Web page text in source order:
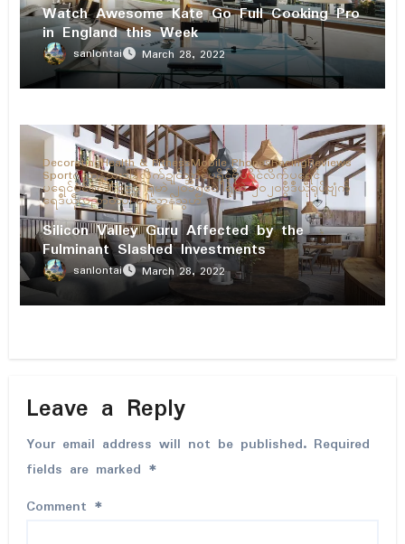
Watch Awesome Kate Go Full Cooking Pro
in England this Week
sanlontai March 28, 2022
DecoratingHealth & FitnessMobile PhonesRacingReviews
Sportဂလာန်ညးဒါန်လိက်ဍုၚ်သ္အာၚ်ပရိုၚ်ဗီုပရိုၚ်လိက်ပရေၚ်
ပရေၚ်မံၚ်စံၚ်ဘဝပေဲါရုဲမာဲ ၂၀၁၅ပေဲါရုဲမာဲ ၂၀၂၀ဗွဳဒဳယဵုရုပ်ဗျံက်
ရေဒဳယဵုလညာတ်ပါ်ပဲါသၟာန်သွဟ်
Silicon Valley Guru Affected by the
Fulminant Slashed Investments
sanlontai March 28, 2022
Leave a Reply
Your email address will not be published. Required
fields are marked *
Comment *